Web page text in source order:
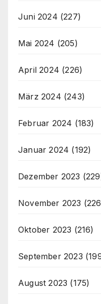
Juni 2024 (227)
Mai 2024 (205)
April 2024 (226)
März 2024 (243)
Februar 2024 (183)
Januar 2024 (192)
Dezember 2023
November 2023
Oktober 2023 (216)
September 2023
August 2023 (175)